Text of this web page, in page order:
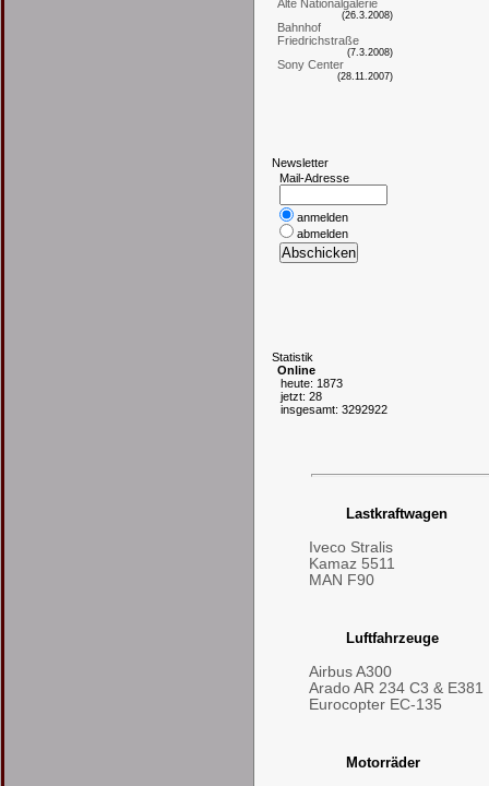
Alte Nationalgalerie
(26.3.2008)
Bahnhof
Friedrichstraße
(7.3.2008)
Sony Center
(28.11.2007)
Newsletter
Mail-Adresse
anmelden
abmelden
Statistik
Online
heute: 1873
jetzt: 28
insgesamt: 3292922
Lastkraftwagen
Iveco Stralis
Kamaz 5511
MAN F90
Luftfahrzeuge
Airbus A300
Arado AR 234 C3 & E381
Eurocopter EC-135
Motorräder